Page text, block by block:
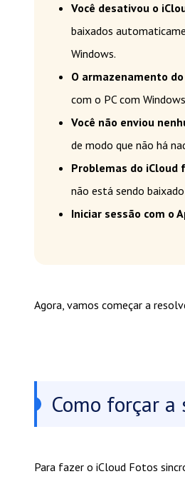
Você desativou o
baixados
Windows.
O armazenamento
com o PC com
Você não enviou
de modo que não há
Problemas do iCloud
não está sendo
Iniciar sessão com o
Agora, vamos começar a
Como forçar
Para fazer o iCloud Fotos